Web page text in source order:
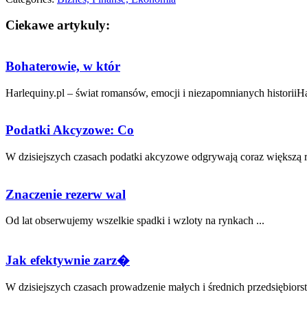
Ciekawe artykuly:
Bohaterowie, w któr
Harlequiny.pl – świat romansów, emocji i niezapomnianych
Podatki Akcyzowe: Co
W dzisiejszych⁢ czasach podatki akcyzowe odgrywają coraz większą
Znaczenie rezerw wal
Od lat obserwujemy ⁤wszelkie spadki i wzloty na rynkach ...
Jak efektywnie zarz�
W ⁤dzisiejszych czasach prowadzenie małych i średnich